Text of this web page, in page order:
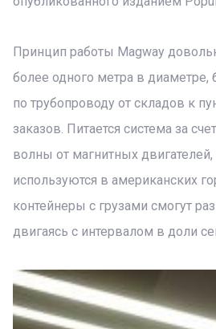
Принцип работы Magway
более одного метра в диаметре,
по трубопроводу от складов к
заказов. Питается система за
волны от магнитных двигателей,
используются в американских
контейнеры с грузами смогут
двигаясь с интервалом в доли